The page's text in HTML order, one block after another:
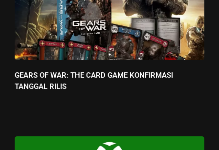
GEARS OF WAR: THE CARD GAME KONFIRMASI
TANGGAL RILIS